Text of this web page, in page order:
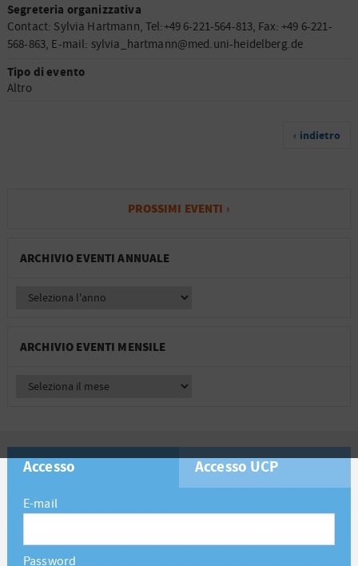
Segreteria organizzativa
Contact: Sylvia Hartmann, Tel:+49 6-221-564-813, Fax: +49 6-221-
568-863, E-mail: sylvia_hartmann@med.uni-heidelberg.de
Tipo di evento
Altro
‹ indietro
PROSSIMI EVENTI ›
ARCHIVIO EVENTI ANNUALE
ARCHIVIO EVENTI MENSILE
Accesso Accesso UCP
E-mail
Password